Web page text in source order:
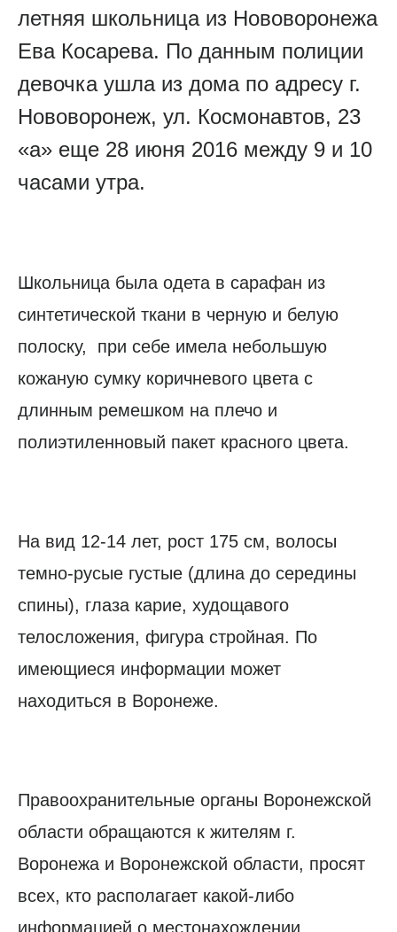
летняя школьница из Нововоронежа
Ева Косарева. По данным полиции
девочка ушла из дома по адресу г.
Нововоронеж, ул. Космонавтов, 23
«а» еще 28 июня 2016 между 9 и 10
часами утра.
Школьница была одета в сарафан из
синтетической ткани в черную и белую
полоску, при себе имела небольшую
кожаную сумку коричневого цвета с
длинным ремешком на плечо и
полиэтиленновый пакет красного цвета.
На вид 12-14 лет, рост 175 см, волосы
темно-русые густые (длина до середины
спины), глаза карие, худощавого
телосложения, фигура стройная. По
имеющиеся информации может
находиться в Воронеже.
Правоохранительные органы Воронежской
области обращаются к жителям г.
Воронежа и Воронежской области, просят
всех, кто располагает какой-либо
информацией о местонахождении